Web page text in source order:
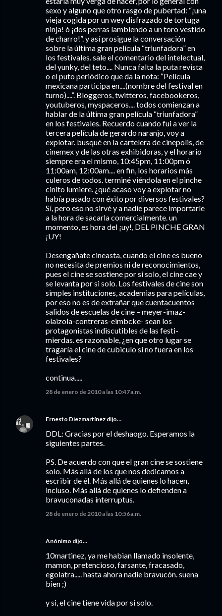
sexo y alguno que otro rasgo de pubertad: “¡una
vieja cogida por un wey disfrazado de tortuga
ninja! ó ¡dos perras lambiendo a un toro vestido
de charro!”. y así prosigue la conversación
sobre la última gran película “triunfadora” en
los festivales. sale el comentario del intelectual,
del yunky, del teto.... Nunca falta la puta revista
o el puto periódico que da la nota: “Película
mexicana participa en....(nombre del festival en
turno)....”. Bloggeros, twitteros, facebookeros,
youtuberos, myspaceros.... todos comienzan a
hablar de la última gran película “triunfadora”
en los festivales. Recuerdo cuando fui a ver la
tercera película de gerardo naranjo, voy a
explotar. busqué en la cartelera de cinepolis, de
cinemex y de las otras exhibidoras, y el horario
siempre era el mismo, 10:45pm, 11:00pm ó
11:00am, 12:00am.... en fin, los horarios más
culeros de todos. terminé viéndola en el pinche
cinito lumiere. ¿qué acaso voy a explotar no
había pasado con éxito por diversos festivales?
Sí, pero eso no sirvé y a nadie parece importarle
a la hora de sacarla comercialmente. un
momento, es hora del ¡uy!, DEL PINCHE GRAN
¡UY!
Desengañate cineasta, cuando el cine es bueno
no necesita de premios ni de reconocimientos,
pues el cine se sostiene por si solo, el cine cae y
se levanta por si solo. Los festivales de cine son
simples instituciones, academias para películas,
por eso no es de extrañar que cuentacuentos
salidos de escuelas de cine – meyer-imaz-
olaizola-contreras-eimbcke- sean los
protagonistas indiscutibles de las festi-
mierdas. es razonable, ¿en que otro lugar se
tragaría el cine de cubiculo si no fuera en los
festivales?
continua.....
28 de enero de 2010 a las 10:47 a.m.
Ernesto Diezmartínez dijo…
DDL: Gracias por el deshaogo. Esperamos la
siguientes partes.
PS. De acuerdo con que el gran cine se sostiene
solo. Más allá de los que nos dedicamos a
escribir de él. Más allá de quienes lo hacen,
incluso. Más allá de quienes lo defienden a
bravuconadas interruptus.
28 de enero de 2010 a las 10:56 a.m.
Anónimo dijo…
10martinez, ya me habian llamado insolente,
mamon, pretencioso, farsante, fracasado,
egolatra..... hasta ahora nadie bravucón. suena
bien ;)
y si, el cine tiene vida por si solo.